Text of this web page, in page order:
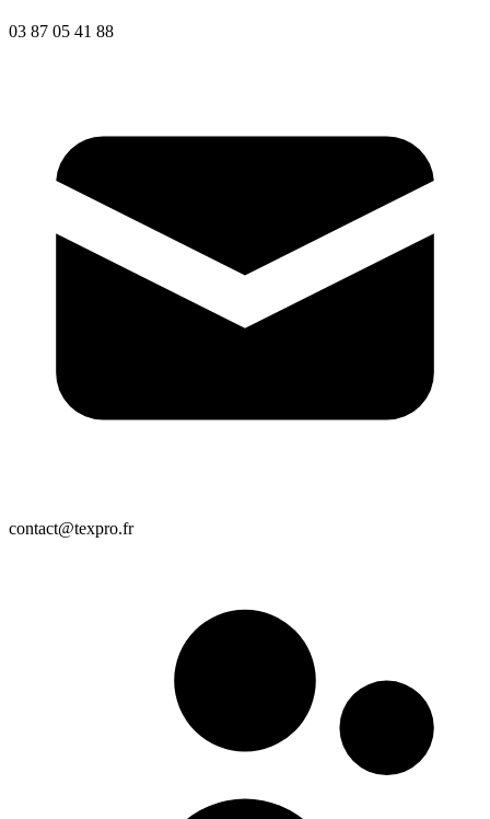
03 87 05 41 88
contact@texpro.fr